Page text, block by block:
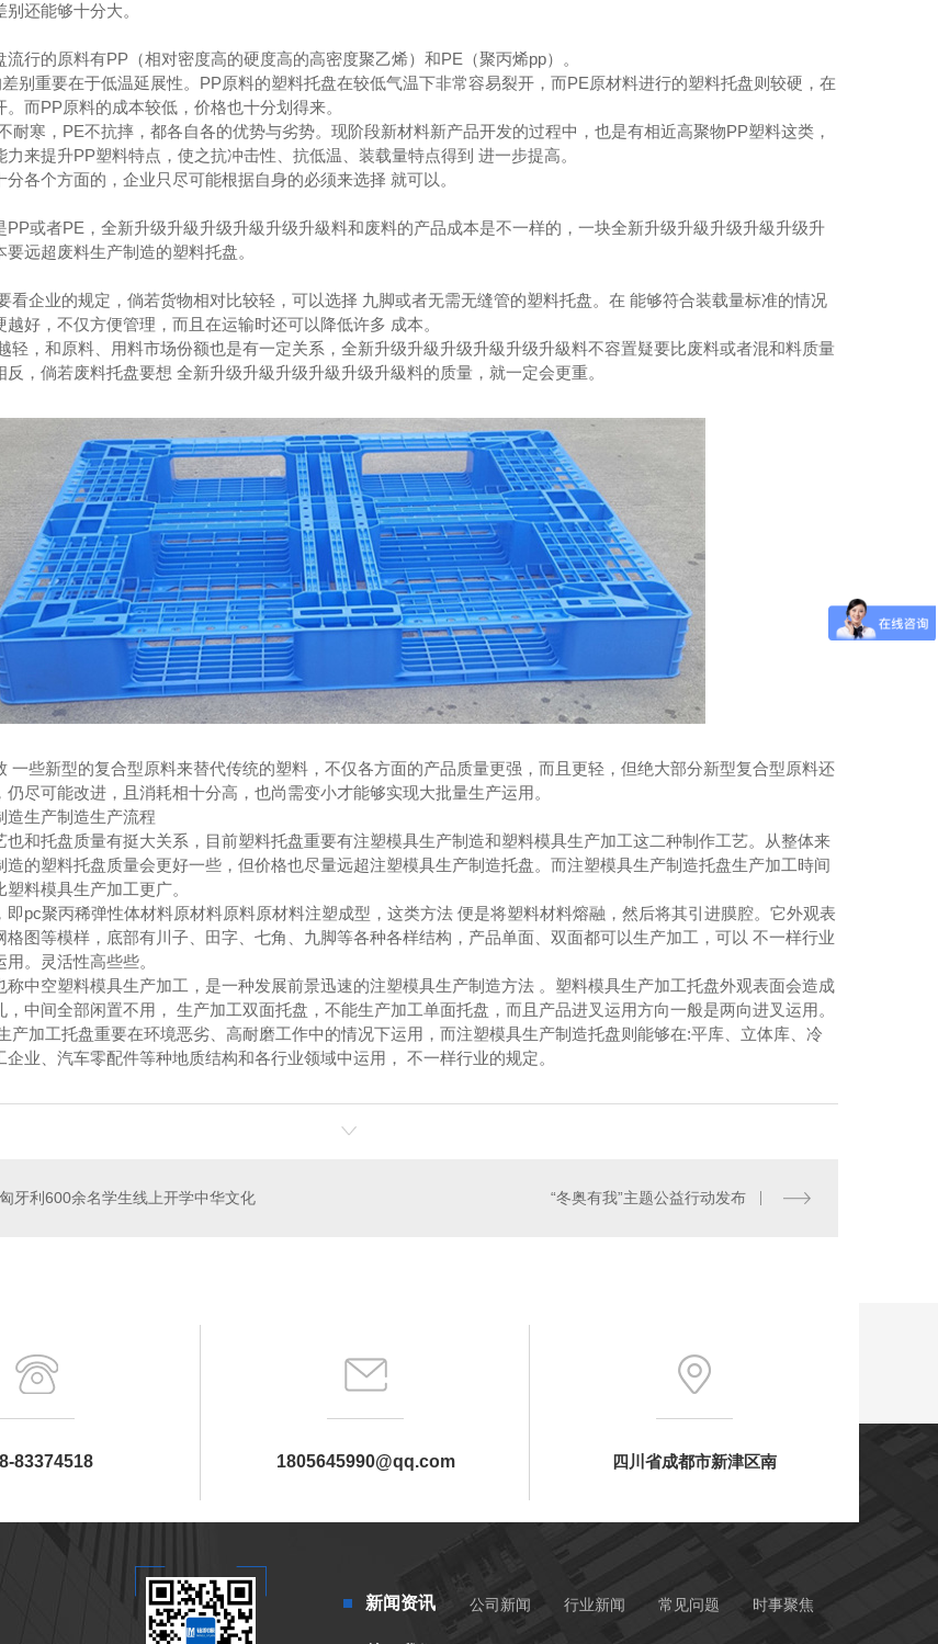
四川防辐射铅门厂家
还能够十分大。
流行的原料有PP（相对密度高的硬度高的高密度聚乙烯）和PE（聚丙烯pp）。
别重要在于低温延展性。PP原料的塑料托盘在较低气温下非常容易裂开，而PE原材料进行的塑料托盘则较硬，在
而PP原料的成本较低，价格也十分划得来。
耐寒，PE不抗摔，都各自各的优势与劣势。现阶段新材料新产品开发的过程中，也是有相近高聚物PP塑料这类，
来提升PP塑料特点，使之抗冲击性、抗低温、装载量特点得到 进一步提高。
各个方面的，企业只尽可能根据自身的必须来选择 就可以。
PP或者PE，全新升级升級升级升級升级升級料和废料的产品成本是不一样的，一块全新升级升級升级升級升级升
远超废料生产制造的塑料托盘。
看企业的规定，倘若货物相对比较轻，可以选择 九脚或者无需无缝管的塑料托盘。在 能够符合装载量标准的情况
好，不仅方便管理，而且在运输时还可以降低许多 成本。
轻，和原料、用料市场份额也是有一定关系，全新升级升級升级升級升级升級料不容置疑要比废料或者混和料质量
反，倘若废料托盘要想 全新升级升級升级升級升级升級料的质量，就一定会更重。
一些新型的复合型原料来替代传统的塑料，不仅各方面的产品质量更强，而且更轻，但绝大部分新型复合型原料还
尽可能改进，且消耗相十分高，也尚需变小才能够实现大批量生产运用。
造生产制造生产流程
也和托盘质量有挺大关系，目前塑料托盘重要有注塑模具生产制造和塑料模具生产加工这二种制作工艺。从整体来
造的塑料托盘质量会更好一些，但价格也尽量远超注塑模具生产制造托盘。而注塑模具生产制造托盘生产加工時间
料模具生产加工更广。
即pc聚丙稀弹性体材料原材料原料原材料注塑成型，这类方法 便是将塑料材料熔融，然后将其引进膜腔。它外观表
格图等模样，底部有川子、田字、七角、九脚等各种各样结构，产品单面、双面都可以生产加工，可以 不一样行业
。灵活性高些些。
称中空塑料模具生产加工，是一种发展前景迅速的注塑模具生产制造方法 。塑料模具生产加工托盘外观表面会造成
，中间全部闲置不用， 生产加工双面托盘，不能生产加工单面托盘，而且产品进叉运用方向一般是两向进叉运用。
产加工托盘重要在环境恶劣、高耐磨工作中的情况下运用，而注塑模具生产制造托盘则能够在:平库、立体库、冷
企业、汽车零配件等种地质结构和各行业领域中运用， 不一样行业的规定。
牙利600余名学生线上开学中华文化 “冬奥有我”主题公益行动发布
83374518 1805645990@qq.com 四川省成都市新津区南
新闻资讯 公司新闻 行业新闻 常见问题 时事聚焦